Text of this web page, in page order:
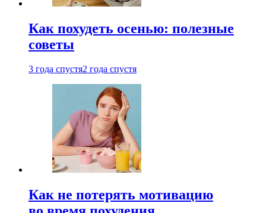
Как похудеть осенью: полезные
советы
3 года спустя2 года спустя
Как не потерять мотивацию